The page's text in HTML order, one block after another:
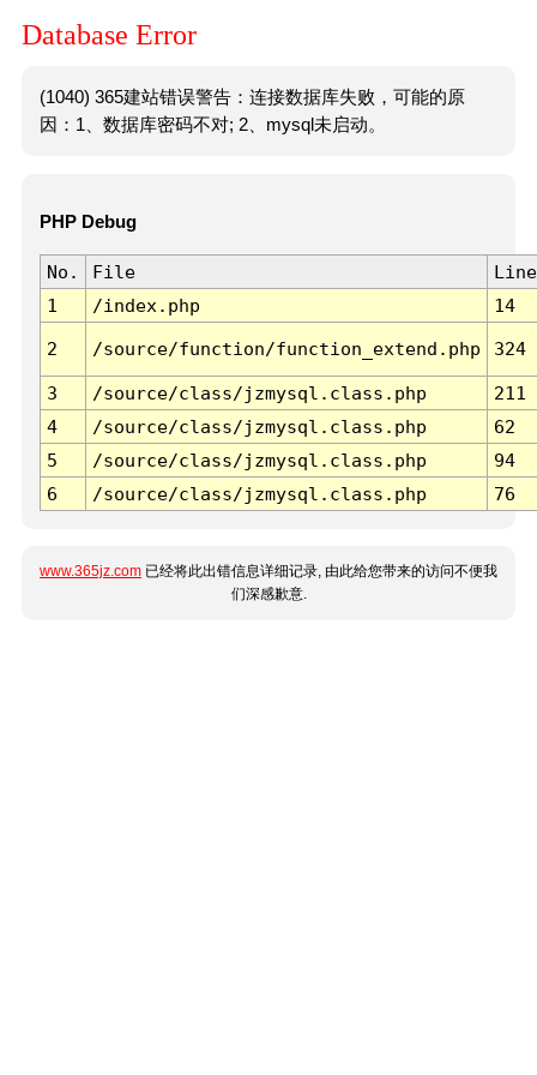
Database Error
(1040) 365建站错误警告：连接数据库失败，可能的原
因：1、数据库密码不对; 2、mysql未启动。
PHP Debug
No. File
Line
1
/index.php 14
2 /source/function/function_extend.php 324
3 /source/class/jzmysql.class.php
211
4
/source/class/jzmysql.class.php
62
5
/source/class/jzmysql.class.php
94
6
/source/class/jzmysql.class.php 76
www.365jz.com 已经将此出错信息详细记录, 由此给您带来的访问不便我
们深感歉意.